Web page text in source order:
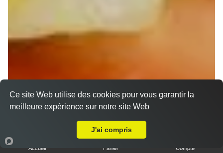
Nos Wraps | O' chicken Strabourg - Strasbourg
Neuhof (67100)
Accueil Panier Compte
Ce site Web utilise des cookies pour vous garantir la
meilleure expérience sur notre site Web
J'ai compris